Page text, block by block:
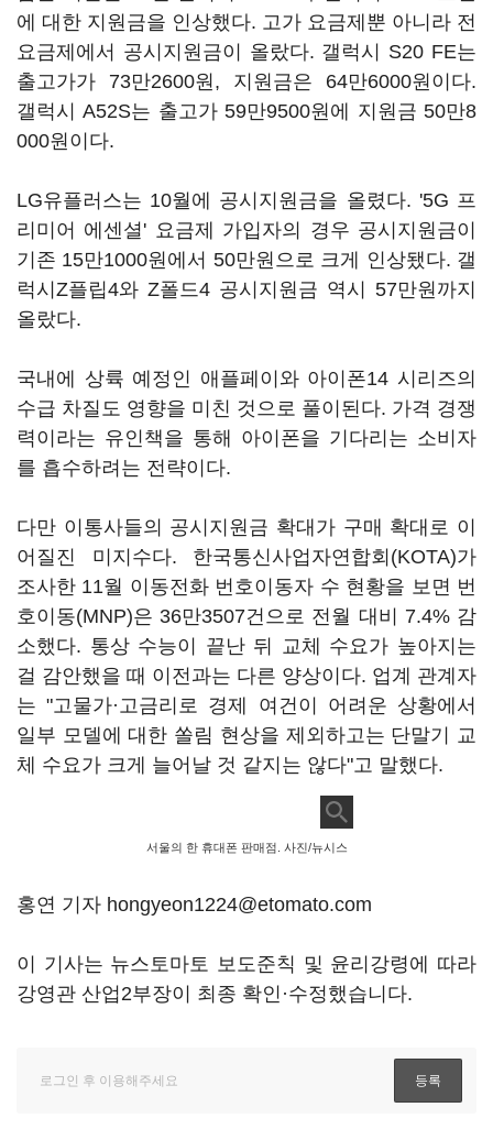
에 대한 지원금을 인상했다. 고가 요금제뿐 아니라 전
요금제에서 공시지원금이 올랐다. 갤럭시 S20 FE는
출고가가 73만2600원, 지원금은 64만6000원이다.
갤럭시 A52S는 출고가 59만9500원에 지원금 50만8
000원이다.
LG유플러스는 10월에 공시지원금을 올렸다. '5G 프
리미어 에센셜' 요금제 가입자의 경우 공시지원금이
기존 15만1000원에서 50만원으로 크게 인상됐다. 갤
럭시Z플립4와 Z폴드4 공시지원금 역시 57만원까지
올랐다.
국내에 상륙 예정인 애플페이와 아이폰14 시리즈의
수급 차질도 영향을 미친 것으로 풀이된다. 가격 경쟁
력이라는 유인책을 통해 아이폰을 기다리는 소비자
를 흡수하려는 전략이다.
다만 이통사들의 공시지원금 확대가 구매 확대로 이
어질진 미지수다. 한국통신사업자연합회(KOTA)가
조사한 11월 이동전화 번호이동자 수 현황을 보면 번
호이동(MNP)은 36만3507건으로 전월 대비 7.4% 감
소했다. 통상 수능이 끝난 뒤 교체 수요가 높아지는
걸 감안했을 때 이전과는 다른 양상이다. 업계 관계자
는 "고물가·고금리로 경제 여건이 어려운 상황에서
일부 모델에 대한 쏠림 현상을 제외하고는 단말기 교
체 수요가 크게 늘어날 것 같지는 않다"고 말했다.
서울의 한 휴대폰 판매점. 사진/뉴시스
홍연 기자 hongyeon1224@etomato.com
이 기사는 뉴스토마토 보도준칙 및 윤리강령에 따라
강영관 산업2부장이 최종 확인·수정했습니다.